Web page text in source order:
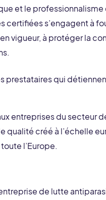
et le professionnalisme
certifiées s’engagent à
vigueur, à protéger la
prestataires qui
entreprises du secteur
qualité créé à l’échelle
l’Europe.
de lutte